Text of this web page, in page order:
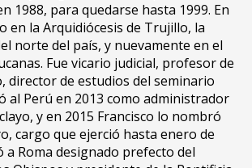
1988, para quedarse hasta 1999. En
en la Arquidiócesis de Trujillo, la
norte del país, y nuevamente en el
Fue vicario judicial, profesor de
director de estudios del seminario
al Perú en 2013 como administrador
y en 2015 Francisco lo nombró
cargo que ejerció hasta enero de
a Roma designado prefecto del